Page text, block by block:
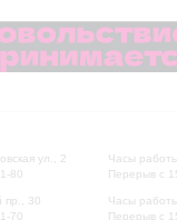
ул., 2
80
пр., 30
70
Часы
Перерыв с
Часы
Перерыв с